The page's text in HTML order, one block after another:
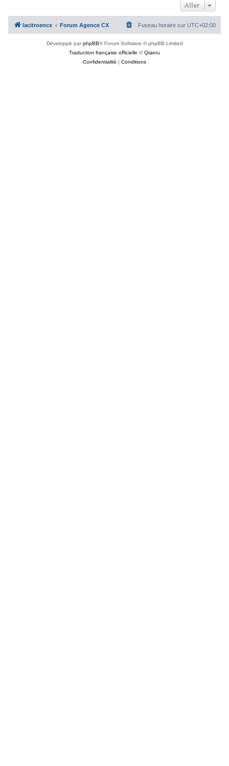
Aller
lacitroencx Forum Agence CX Fuseau horaire sur UTC+02:00
Développé parphpBB® Forum Software © phpBB Limited
Traduction française officielle ©Qiaeru
Confidentialité | Conditions